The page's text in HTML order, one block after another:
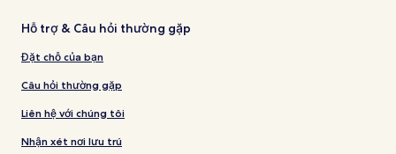
Hỗ trợ & Câu hỏi thường gặp
Đặt chỗ của bạn
Câu hỏi thường gặp
Liên hệ với chúng tôi
Nhận xét nơi lưu trú